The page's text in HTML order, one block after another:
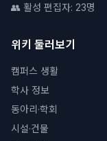
👥 활성 편집자: 23명
위키 둘러보기
캠퍼스 생활
학사 정보
동아리·학회
시설·건물